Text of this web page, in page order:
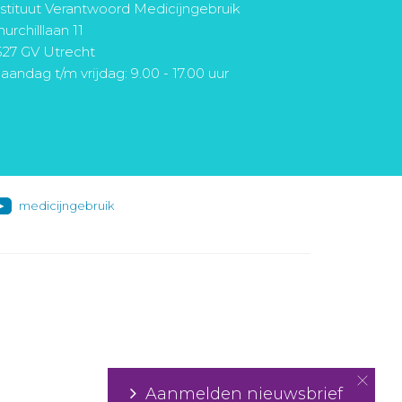
Verantwoord Medicijngebruik
11
GV Utrecht
t/m vrijdag: 9.00 - 17.00 uur
medicijngebruik
Aanmelden nieuwsbrief